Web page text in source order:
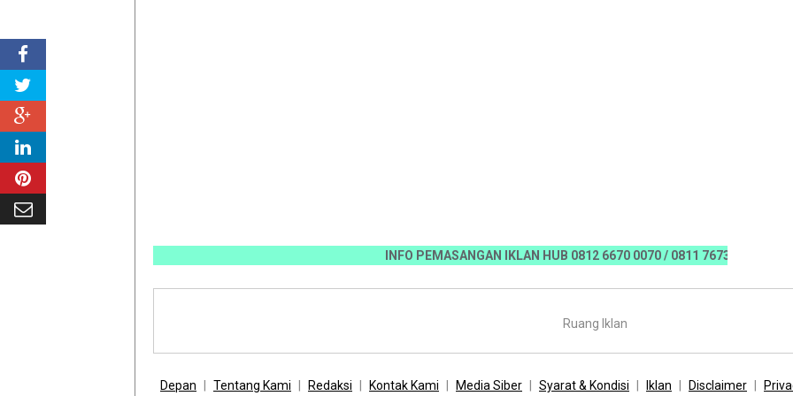
INFO PEMASANGAN IKLAN HUB 0812 6670 0070 / 0811 7673 35,
Ruang Iklan
Depan Tentang Kami Redaksi Kontak Kami Media Siber Syarat & Kondisi Iklan Disclaimer